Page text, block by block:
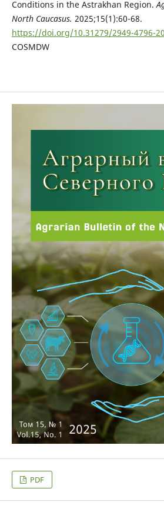
Conditions in the Astrakhan Region.
North Caucasus. 2025;15(1):60-68.
https://doi.org/10.31279/2949-4796-
COSMDW
PDF